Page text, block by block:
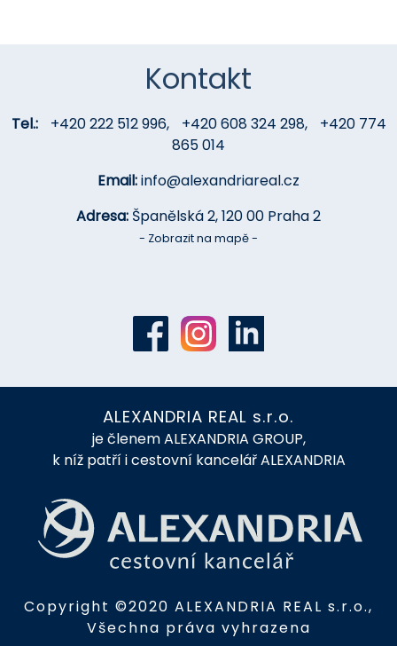
Kontakt
Tel.: +420 222 512 996, +420 608 324 298,
+420 774
865 014
Email:info@alexandriareal.cz
Adresa: Španělská 2, 120 00 Praha 2
- Zobrazit na mapě -
ALEXANDRIA REAL s.r.o.
je členem ALEXANDRIA GROUP,
k níž patří i cestovní kancelář ALEXANDRIA
Copyright ©2020 ALEXANDRIA REAL s.r.o.,
Všechna práva vyhrazena